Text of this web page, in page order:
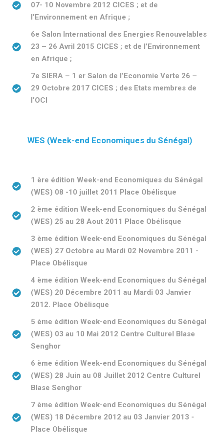
07- 10 Novembre 2012 CICES ; et de
l’Environnement en Afrique ;
6e Salon International des Energies Renouvelables
23 – 26 Avril 2015 CICES ; et de l’Environnement
en Afrique ;
7e SIERA – 1 er Salon de l’Economie Verte 26 –
29 Octobre 2017 CICES ; des Etats membres de
l’OCI
WES (Week-end Economiques du Sénégal)
1 ère édition Week-end Economiques du Sénégal
(WES) 08 -10 juillet 2011 Place Obélisque
2 ème édition Week-end Economiques du Sénégal
(WES) 25 au 28 Aout 2011 Place Obélisque
3 ème édition Week-end Economiques du Sénégal
(WES) 27 Octobre au Mardi 02 Novembre 2011 -
Place Obélisque
4 ème édition Week-end Economiques du Sénégal
(WES) 20 Décembre 2011 au Mardi 03 Janvier
2012. Place Obélisque
5 ème édition Week-end Economiques du Sénégal
(WES) 03 au 10 Mai 2012 Centre Culturel Blase
Senghor
6 ème édition Week-end Economiques du Sénégal
(WES) 28 Juin au 08 Juillet 2012 Centre Culturel
Blase Senghor
7 ème édition Week-end Economiques du Sénégal
(WES) 18 Décembre 2012 au 03 Janvier 2013 -
Place Obélisque